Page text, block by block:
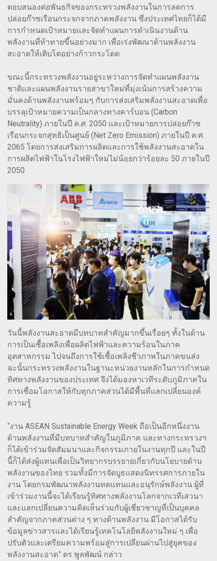
ตอบสนองต่อพันธกิจของกระทรวงพลังงานในการลดการ
ปล่อยก๊าซเรือนกระจกจากภาคพลังงาน ซึ่งประเทศไทยก็ได้มี
การกำหนดเป้าหมายและจัดทำแผนการดำเนินงานด้าน
พลังงานที่ท้าทายขึ้นอย่างมาก เพื่อเร่งพัฒนาด้านพลังงาน
สะอาดให้เติบโตอย่างก้าวกระโดด
ขณะนี้กระทรวงพลังงานอยู่ระหว่างการจัดทำแผนพลังงาน
ชาติและแผนพลังงานรายสาขาใหม่ที่มุ่งเน้นการสร้างความ
มั่นคงด้านพลังงานพร้อมๆ กับการส่งเสริมพลังงานสะอาดเพื่อ
บรรลุเป้าหมายความเป็นกลางทางคาร์บอน (Carbon
Neutrality) ภายในปี ค.ศ. 2050 และเป้าหมายการปล่อยก๊าซ
เรือนกระจกสุทธิเป็นศูนย์ (Net Zero Emission) ภายในปี ค.ศ.
2065 โดยการส่งเสริมการผลิตและการใช้พลังงานสะอาดใน
การผลิตไฟฟ้าในโรงไฟฟ้าใหม่ไม่น้อยกว่าร้อยละ 50 ภายในปี
2050
วันนี้พลังงานสะอาดมีบทบาทสำคัญมากขึ้นเรื่อยๆ ทั้งในด้าน
การเป็นเชื้อเพลิงเพื่อผลิตไฟฟ้าและความร้อนในภาค
อุตสาหกรรม ไปจนถึงการใช้เชื้อเพลิงชีวภาพในภาคขนส่ง
ฉะนั้นกระทรวงพลังงานในฐานะหน่วยงานหลักในการกำหนด
ทิศทางพลังงานของประเทศ จึงได้มองหาเวทีระดับภูมิภาคใน
การเชื่อมโอกาสให้กับทุกภาคส่วนได้มีพื้นที่แลกเปลี่ยนองค์
ความรู้
“งาน ASEAN Sustainable Energy Week ถือเป็นอีกหนึ่งงาน
ด้านพลังงานที่มีบทบาทสำคัญในภูมิภาค และทางกระทรวงฯ
ก็ได้เข้าร่วมจัดสัมมนาและกิจกรรมภายในงานทุกปี และในปี
นี้ก็ได้ส่งผู้แทนเพื่อเป็นวิทยากรบรรยายเกี่ยวกับนโยบายด้าน
พลังงานของไทย รวมทั้งมีการจัดบูธแสดงนิทรรศการภายใน
งาน โดยกรมพัฒนาพลังงานทดแทนและอนุรักษ์พลังงาน ผู้ที่
เข้าร่วมงานนี้จะได้เรียนรู้ทิศทางพลังงานโลกจากเวทีเสวนา
และแลกเปลี่ยนความคิดเห็นร่วมกับผู้เชี่ยวชาญที่เป็นบุคคล
สำคัญจากภาคส่วนต่าง ๆ ทางด้านพลังงาน มีโอกาสได้รับ
ข้อมูลข่าวสารและได้เรียนรู้เทคโนโลยีพลังงานใหม่ ๆ เพื่อ
ปรับตัวและเตรียมความพร้อมสู่การเปลี่ยนผ่านไปสู่ยุคของ
พลังงานสะอาด” ดร พูลพัฒน์ กล่าว